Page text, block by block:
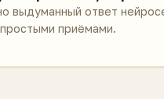
выдуманный ответ
приёмами.